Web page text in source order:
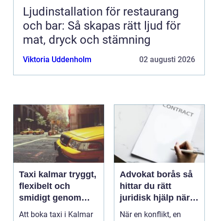
Ljudinstallation för restaurang
och bar: Så skapas rätt ljud för
mat, dryck och stämning
Viktoria Uddenholm 02 augusti 2026
Taxi kalmar tryggt,
flexibelt och
smidigt genom
hela resan
Att boka taxi i Kalmar
Advokat borås så
hittar du rätt
juridisk hjälp när
livet krånglar
När en konflikt, en